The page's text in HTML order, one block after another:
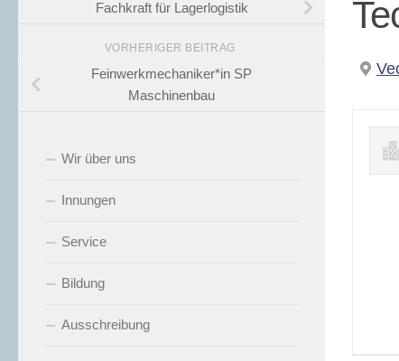
Fachkraft für Lagerlogistik
VORHERIGER BEITRAG
Feinwerkmechaniker*in SP
Maschinenbau
Wir über uns
Innungen
Service
Bildung
Ausschreibung